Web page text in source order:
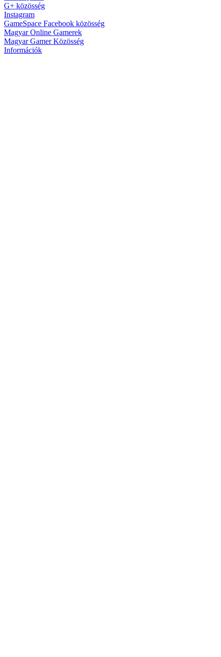
G+ közösség
Instagram
GameSpace Facebook közösség
Magyar Online Gamerek
Magyar Gamer Közösség
Információk